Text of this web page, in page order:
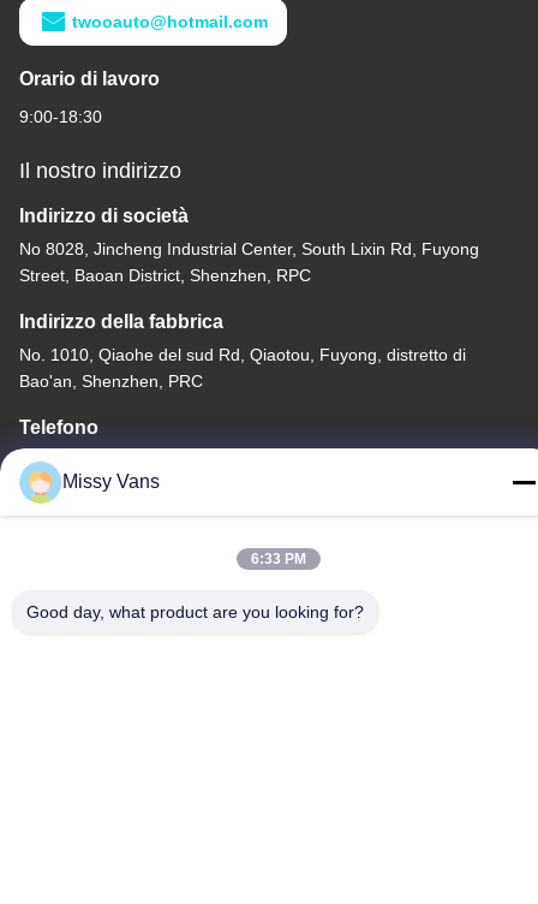
twooauto@hotmail.com
Orario di lavoro
9:00-18:30
Il nostro indirizzo
Indirizzo di società
No 8028, Jincheng Industrial Center, South Lixin Rd, Fuyong
Street, Baoan District, Shenzhen, RPC
Indirizzo della fabbrica
No. 1010, Qiaohe del sud Rd, Qiaotou, Fuyong, distretto di
Bao'an, Shenzhen, PRC
Telefono
+86-185-7643-6547
Cina Buona qualità Componenti del motore giapponesi Fornitore.
Missy Vans
6:33 PM
Good day, what product are you looking for?